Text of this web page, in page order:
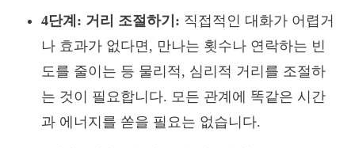
4단계: 거리 조절하기: 직접적인 대화가 어렵거
나 효과가 없다면, 만나는 횟수나 연락하는 빈
도를 줄이는 등 물리적, 심리적 거리를 조절하
는 것이 필요합니다. 모든 관계에 똑같은 시간
과 에너지를 쏟을 필요는 없습니다.